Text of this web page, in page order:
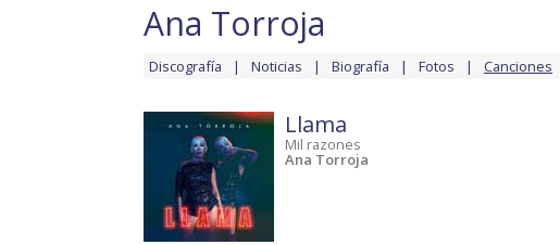
Ana Torroja
Discografía Noticias Biografía Fotos Canciones
Llama
Mil razones
Ana Torroja